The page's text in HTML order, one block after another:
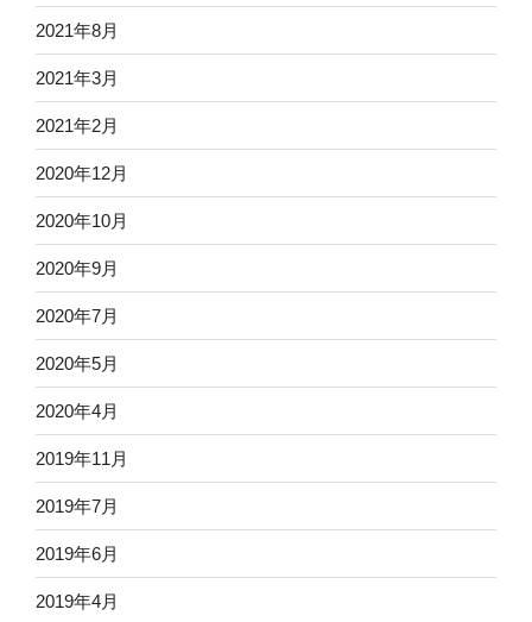
2021年8月
2021年3月
2021年2月
2020年12月
2020年10月
2020年9月
2020年7月
2020年5月
2020年4月
2019年11月
2019年7月
2019年6月
2019年4月